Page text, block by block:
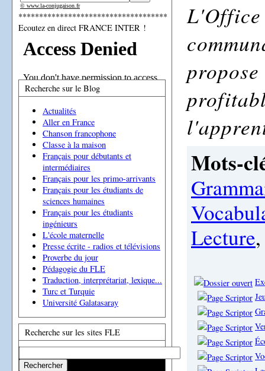
© www.la-conjugaison.fr
************************************
Ecoutez en direct FRANCE INTER !
Recherche sur le Blog
Actualités
Aller en France
Chanson francophone
Classe à la maison
Français pour débutants et
intermédiaires
Français pour les primo-arrivants
Français pour les étudiants de
sciences humaines
Français pour les étudiants
ingénieurs
L'école maternelle
Presse écrite - radios et télévisions
Proverbe du jour
Pédagogie du FLE
Traduction, interprétariat, lexique...
Turc et Turquie
Université Galatasaray
Recherche sur les sites FLE
L'Office
Mots-
Lecture